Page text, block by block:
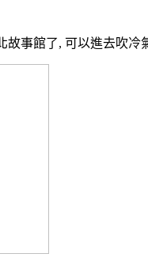
故事館了, 可以進去吹冷